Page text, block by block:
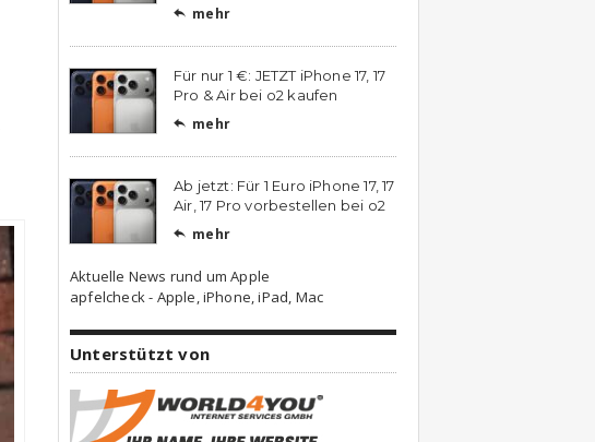
 mehr
Für nur 1 €: JETZT iPhone 17, 17
Pro & Air bei o2 kaufen
 mehr
Ab jetzt: Für 1 Euro iPhone 17, 17
Air, 17 Pro vorbestellen bei o2
 mehr
Aktuelle News rund um Apple
apfelcheck - Apple, iPhone, iPad, Mac
Unterstützt von